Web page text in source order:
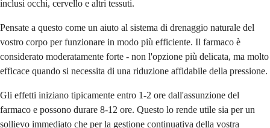
inclusi occhi, cervello e altri tessuti.
Pensate a questo come un aiuto al sistema di drenaggio naturale del
vostro corpo per funzionare in modo più efficiente. Il farmaco è
considerato moderatamente forte - non l'opzione più delicata, ma molto
efficace quando si necessita di una riduzione affidabile della pressione.
Gli effetti iniziano tipicamente entro 1-2 ore dall'assunzione del
farmaco e possono durare 8-12 ore. Questo lo rende utile sia per un
sollievo immediato che per la gestione continuativa della vostra